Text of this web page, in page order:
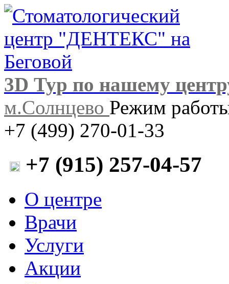
3D Тур по нашему
м.Солнцево Режим
+7 (499) 270-01-33
+7 (915) 257-04-57
О центре
Врачи
Услуги
Акции